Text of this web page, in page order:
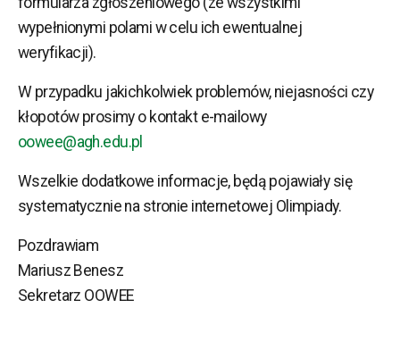
wypełnionymi polami w celu ich ewentualnej
weryfikacji).
W przypadku jakichkolwiek problemów, niejasności czy
kłopotów prosimy o kontakt e-mailowy
oowee@agh.edu.pl
Wszelkie dodatkowe informacje, będą pojawiały się
systematycznie na stronie internetowej Olimpiady.
Pozdrawiam
Mariusz Benesz
Sekretarz OOWEE